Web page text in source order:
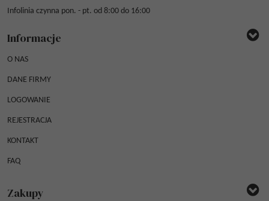
Infolinia czynna pon. - pt. od 8:00 do 16:00
Informacje
O NAS
DANE FIRMY
LOGOWANIE
REJESTRACJA
KONTAKT
FAQ
Zakupy